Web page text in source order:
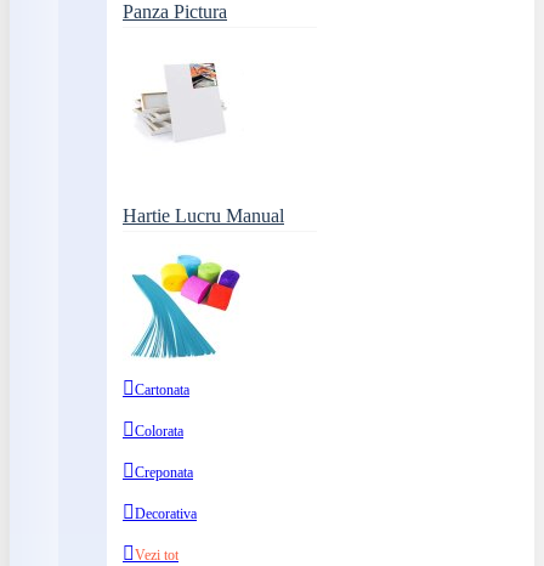
Panza Pictura
Hartie Lucru Manual
Cartonata
Colorata
Creponata
Decorativa
Vezi tot